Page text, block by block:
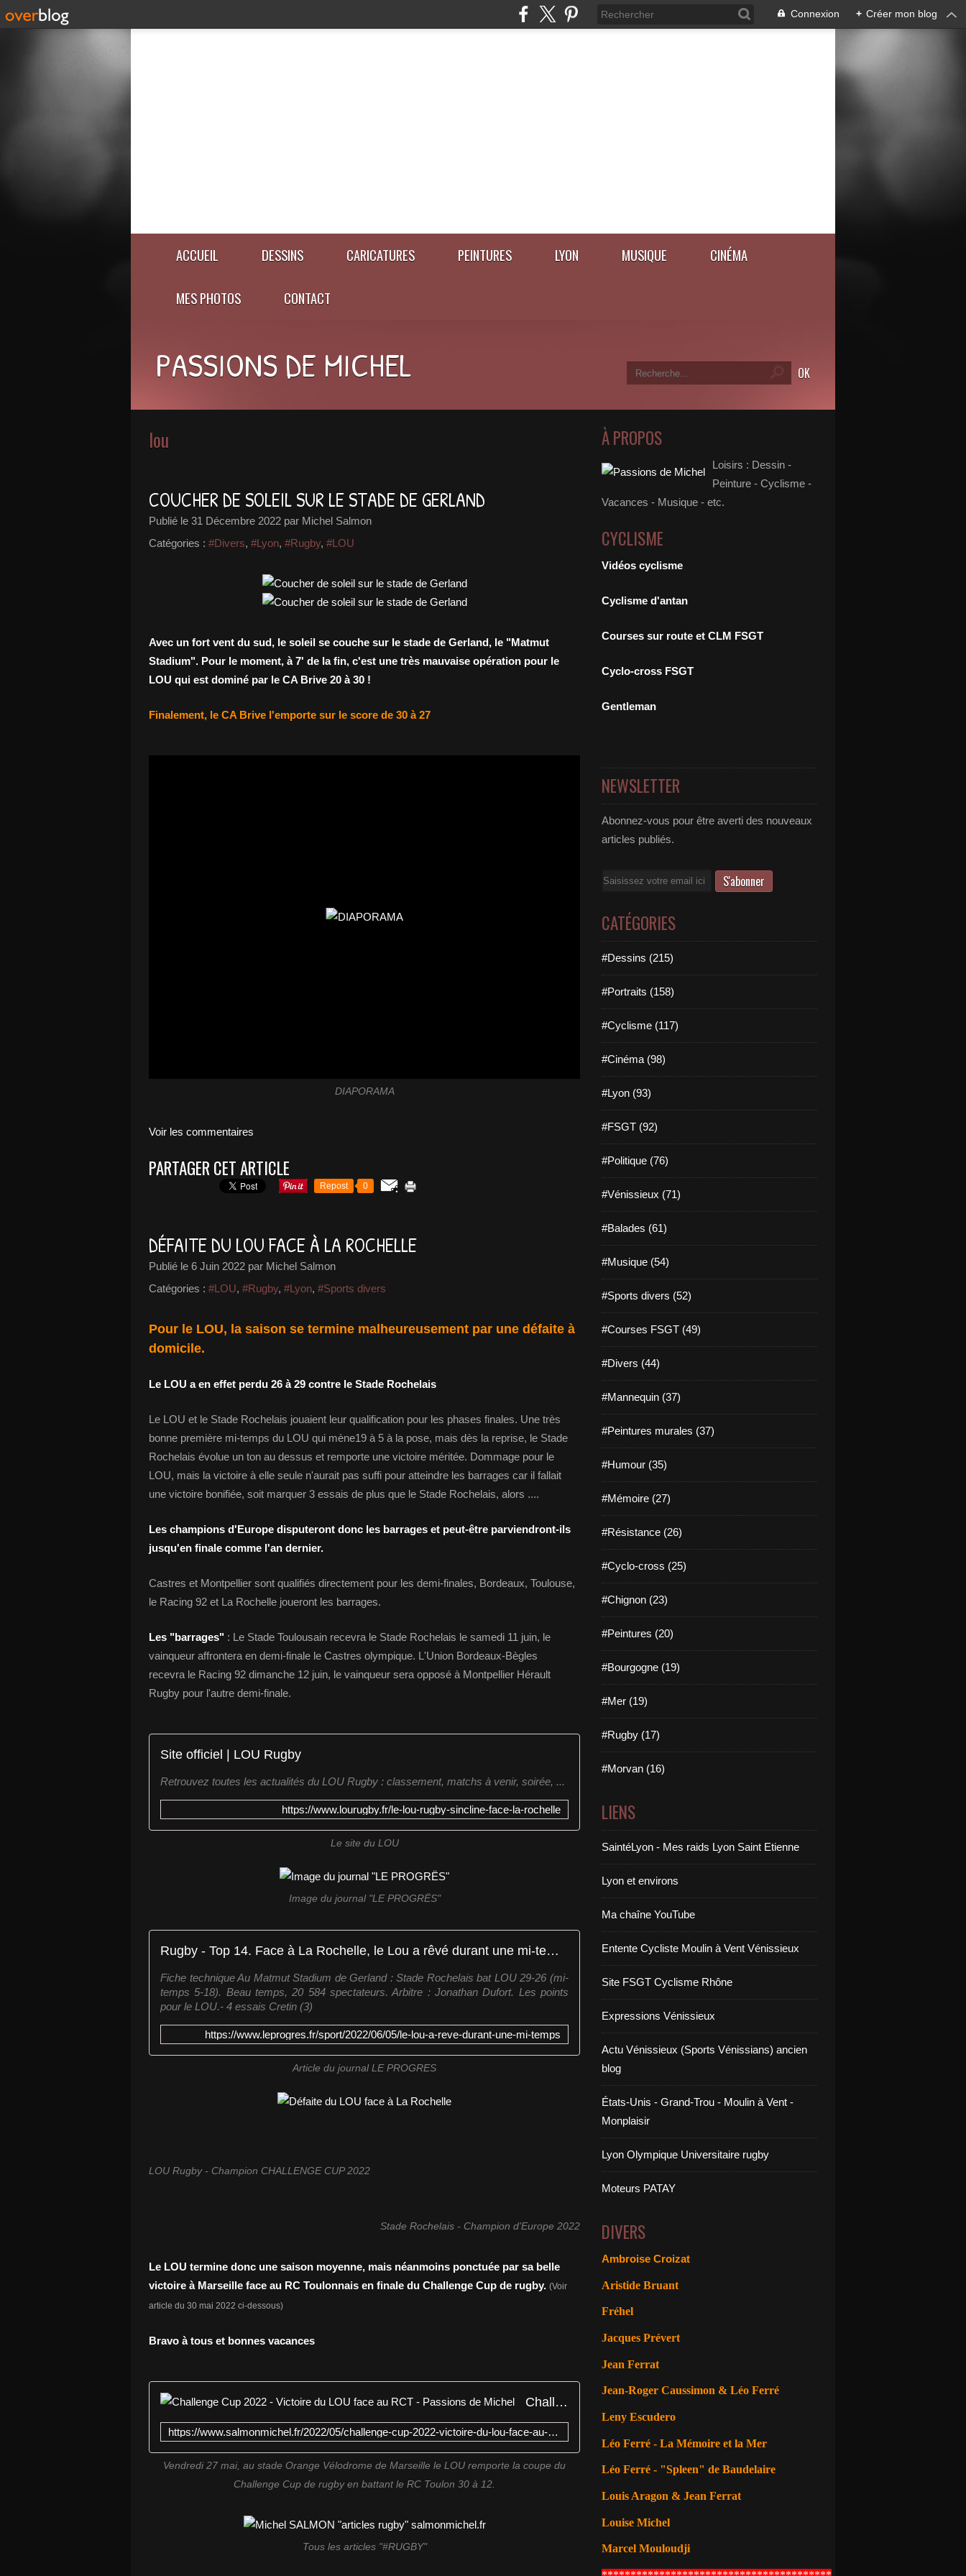
Connexion + Créer mon blog
ACCUEIL DESSINS CARICATURES PEINTURES LYON MUSIQUE CINÉMA
MES PHOTOS CONTACT
PASSIONS DE MICHEL
lou
COUCHER DE SOLEIL SUR LE STADE DE GERLAND
Publié le 31 Décembre 2022 par Michel Salmon
Catégories : #Divers, #Lyon, #Rugby, #LOU
Avec un fort vent du sud, le soleil se couche sur le stade de Gerland, le "Matmut
Stadium". Pour le moment, à 7' de la fin, c'est une très mauvaise opération pour le
LOU qui est dominé par le CA Brive 20 à 30 !
Finalement, le CA Brive l'emporte sur le score de 30 à 27
DIAPORAMA
Voir les commentaires
PARTAGER CET ARTICLE
Repost 0
DÉFAITE DU LOU FACE À LA ROCHELLE
Publié le 6 Juin 2022 par Michel Salmon
Catégories : #LOU, #Rugby, #Lyon, #Sports divers
Pour le LOU, la saison se termine malheureusement par une défaite à
domicile.
Le LOU a en effet perdu 26 à 29 contre le Stade Rochelais
Le LOU et le Stade Rochelais jouaient leur qualification pour les phases finales. Une très
bonne première mi-temps du LOU qui mène19 à 5 à la pose, mais dès la reprise, le Stade
Rochelais évolue un ton au dessus et remporte une victoire méritée. Dommage pour le
LOU, mais la victoire à elle seule n'aurait pas suffi pour atteindre les barrages car il fallait
une victoire bonifiée, soit marquer 3 essais de plus que le Stade Rochelais, alors ....
Les champions d'Europe disputeront donc les barrages et peut-être parviendront-ils
jusqu'en finale comme l'an dernier.
Castres et Montpellier sont qualifiés directement pour les demi-finales, Bordeaux, Toulouse,
le Racing 92 et La Rochelle joueront les barrages.
Les "barrages" : Le Stade Toulousain recevra le Stade Rochelais le samedi 11 juin, le
vainqueur affrontera en demi-finale le Castres olympique. L'Union Bordeaux-Bègles
recevra le Racing 92 dimanche 12 juin, le vainqueur sera opposé à Montpellier Hérault
Rugby pour l'autre demi-finale.
Site officiel | LOU Rugby
Retrouvez toutes les actualités du LOU Rugby : classement, matchs à venir, soirée, ...
https://www.lourugby.fr/le-lou-rugby-sincline-face-la-rochelle
Le site du LOU
Image du journal "LE PROGRËS"
Rugby - Top 14. Face à La Rochelle, le Lou a rêvé durant une mi-temps
Fiche technique Au Matmut Stadium de Gerland : Stade Rochelais bat LOU 29-26 (mi-
temps 5-18). Beau temps, 20 584 spectateurs. Arbitre : Jonathan Dufort. Les points
pour le LOU.- 4 essais Cretin (3)
https://www.leprogres.fr/sport/2022/06/05/le-lou-a-reve-durant-une-mi-temps
Article du journal LE PROGRES
LOU Rugby - Champion CHALLENGE CUP 2022
Stade Rochelais - Champion d'Europe 2022
Le LOU termine donc une saison moyenne, mais néanmoins ponctuée par sa belle
victoire à Marseille face au RC Toulonnais en finale du Challenge Cup de rugby. (Voir
article du 30 mai 2022 ci-dessous)
Bravo à tous et bonnes vacances
Challenge Cup 2022 - Victoire du LOU face au RCT - Passions de Michel
https://www.salmonmichel.fr/2022/05/challenge-cup-2022-victoire-du-lou-face-au-rct.html
Vendredi 27 mai, au stade Orange Vélodrome de Marseille le LOU remporte la coupe du
Challenge Cup de rugby en battant le RC Toulon 30 à 12.
Tous les articles "#RUGBY"
À PROPOS
Loisirs : Dessin -
Peinture - Cyclisme -
Vacances - Musique - etc.
CYCLISME
Vidéos cyclisme
Cyclisme d'antan
Courses sur route et CLM FSGT
Cyclo-cross FSGT
Gentleman
NEWSLETTER
Abonnez-vous pour être averti des nouveaux
articles publiés.
Email
CATÉGORIES
#Dessins (215)
#Portraits (158)
#Cyclisme (117)
#Cinéma (98)
#Lyon (93)
#FSGT (92)
#Politique (76)
#Vénissieux (71)
#Balades (61)
#Musique (54)
#Sports divers (52)
#Courses FSGT (49)
#Divers (44)
#Mannequin (37)
#Peintures murales (37)
#Humour (35)
#Mémoire (27)
#Résistance (26)
#Cyclo-cross (25)
#Chignon (23)
#Peintures (20)
#Bourgogne (19)
#Mer (19)
#Rugby (17)
#Morvan (16)
LIENS
SaintéLyon - Mes raids Lyon Saint Etienne
Lyon et environs
Ma chaîne YouTube
Entente Cycliste Moulin à Vent Vénissieux
Site FSGT Cyclisme Rhône
Expressions Vénissieux
Actu Vénissieux (Sports Vénissians) ancien
blog
États-Unis - Grand-Trou - Moulin à Vent -
Monplaisir
Lyon Olympique Universitaire rugby
Moteurs PATAY
DIVERS
Ambroise Croizat
Aristide Bruant
Fréhel
Jacques Prévert
Jean Ferrat
Jean-Roger Caussimon & Léo Ferré
Leny Escudero
Léo Ferré - La Mémoire et la Mer
Léo Ferré - "Spleen" de Baudelaire
Louis Aragon & Jean Ferrat
Louise Michel
Marcel Mouloudji